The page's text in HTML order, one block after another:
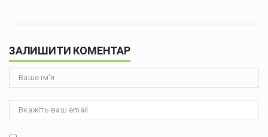
ЗАЛИШИТИ КОМЕНТАР